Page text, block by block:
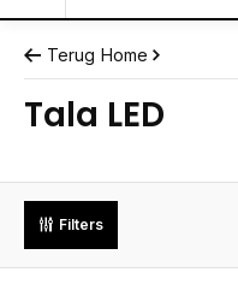
Terug Home
Tala LED
Filters